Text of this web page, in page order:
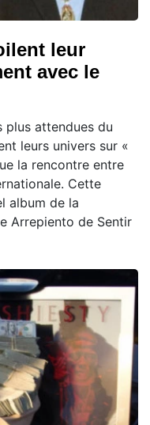
leur
avec le
plus attendues du
leurs univers sur «
la rencontre entre
Cette
album de la
Arrepiento de Sentir